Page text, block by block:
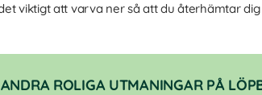
viktigt att varva ner så att du återhämtar
ROLIGA UTMANINGAR PÅ